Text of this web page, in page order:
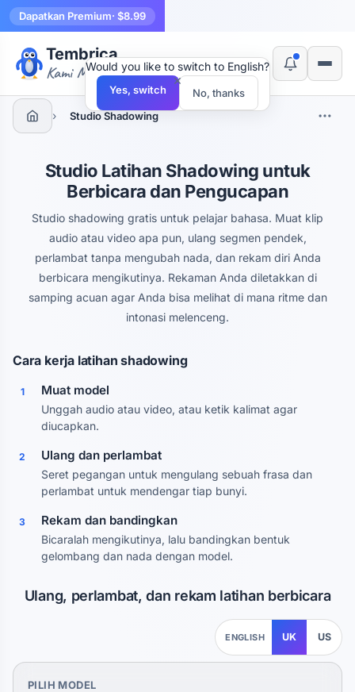
Dapatkan Premium· $8.99
Tembrica
Kami Membuat Alat
› Studio Shadowing
Studio Latihan Shadowing untuk
Berbicara dan Pengucapan
Studio shadowing gratis untuk pelajar bahasa. Muat klip
audio atau video apa pun, ulang segmen pendek,
perlambat tanpa mengubah nada, dan rekam diri Anda
berbicara mengikutinya. Rekaman Anda diletakkan di
samping acuan agar Anda bisa melihat di mana ritme dan
intonasi melenceng.
Cara kerja latihan shadowing
1 Muat model
Unggah audio atau video, atau ketik kalimat agar
diucapkan.
2 Ulang dan perlambat
Seret pegangan untuk mengulang sebuah frasa dan
perlambat untuk mendengar tiap bunyi.
3 Rekam dan bandingkan
Bicaralah mengikutinya, lalu bandingkan bentuk
gelombang dan nada dengan model.
Ulang, perlambat, dan rekam latihan berbicara
ENGLISH UK US
PILIH MODEL
×
Would you like to switch to English?
Yes, switch No, thanks